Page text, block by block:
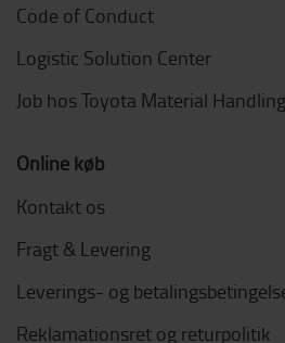
Code of Conduct
Logistic Solution Center
Job hos Toyota Material Handling
Online køb
Kontakt os
Fragt & Levering
Leverings- og
Reklamationsret og returpolitik